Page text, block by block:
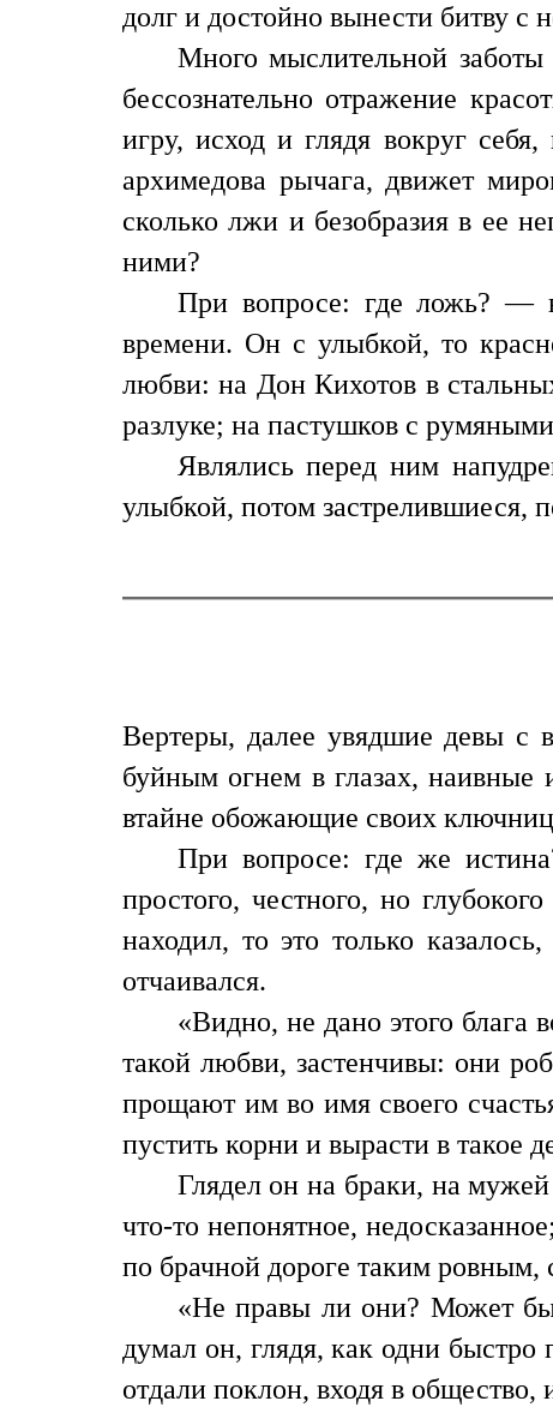
долг и достойно вынести битву с
Много мыслительной
бессознательно отражение
игру, исход и глядя вокруг
архимедова рычага, движет
сколько лжи и безобразия в ее
ними?
При вопросе: где ложь? —
времени. Он с улыбкой, то
любви: на Дон Кихотов в
разлуке; на пастушков с
Являлись перед ним
улыбкой, потом застрелившиеся,
Вертеры, далее увядшие девы с
буйным огнем в глазах,
втайне обожающие своих
При вопросе: где же
простого, честного, но
находил, то это только
отчаивался.
«Видно, не дано этого
такой любви, застенчивы: они
прощают им во имя своего
пустить корни и вырасти в такое
Глядел он на браки, на
что-то непонятное,
по брачной дороге таким ровным,
«Не правы ли они? Может
думал он, глядя, как одни быстро
отдали поклон, входя в